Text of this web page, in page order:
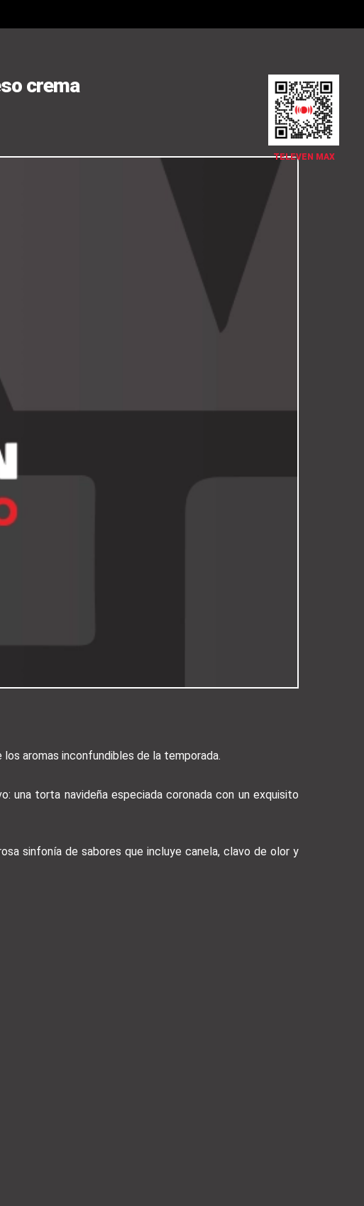
TELEVEN MAX
crema
aromas inconfundibles de la temporada.
una torta navideña especiada coronada con un exquisito
sinfonía de sabores que incluye canela, clavo de olor y